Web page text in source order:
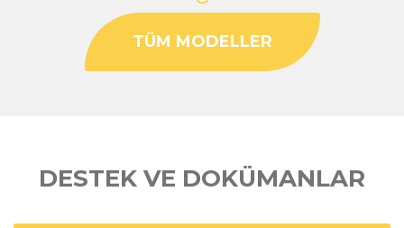
TÜM MODELLER
DESTEK VE DOKÜMANLAR